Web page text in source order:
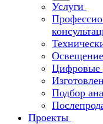
Услуги
Цифровые
Подбор
Проекты